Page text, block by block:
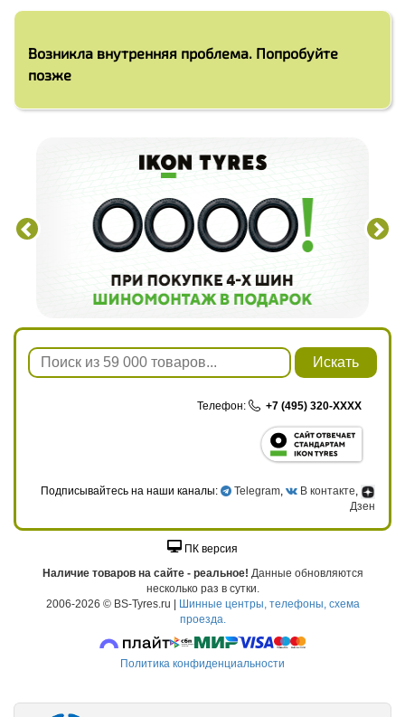
Возникла внутренняя проблема. Попробуйте
позже
Искать
Телефон: +7 (495) 320-XXXX
Подписывайтесь на наши каналы: Telegram , В контакте
Дзен
ПК версия
Наличие товаров на сайте - реальное! Данные обновляются
несколько раз в сутки.
2006-2026 © BS-Tyres.ru | Шинные центры, телефоны, схема
проезда.
Политика конфиденциальности